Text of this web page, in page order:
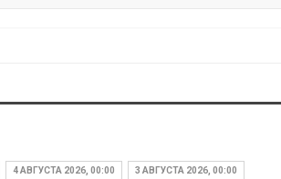
4 АВГУСТА 2026, 00:00 3 АВГУСТА 2026, 00:00
из воздуха с помощью
ветра